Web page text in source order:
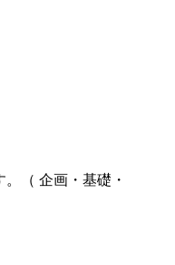
（ 企画・基礎・